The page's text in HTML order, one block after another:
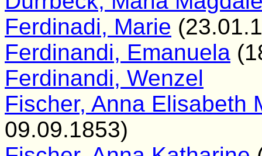
Ferdinadi, Marie
Ferdinandi, Emanuela
Ferdinandi, Wenzel
Fischer, Anna Elisabeth
09.09.1853)